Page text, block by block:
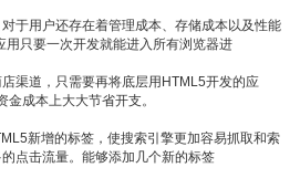
于用户还存在着管理成本、存储成本以及性能
只要一次开发就能进入所有浏览器进
渠道，只需要再将底层用HTML5开发的应
金成本上大大节省开支。
新增的标签，使搜索引擎更加容易抓取和索
点击流量。能够添加几个新的标签